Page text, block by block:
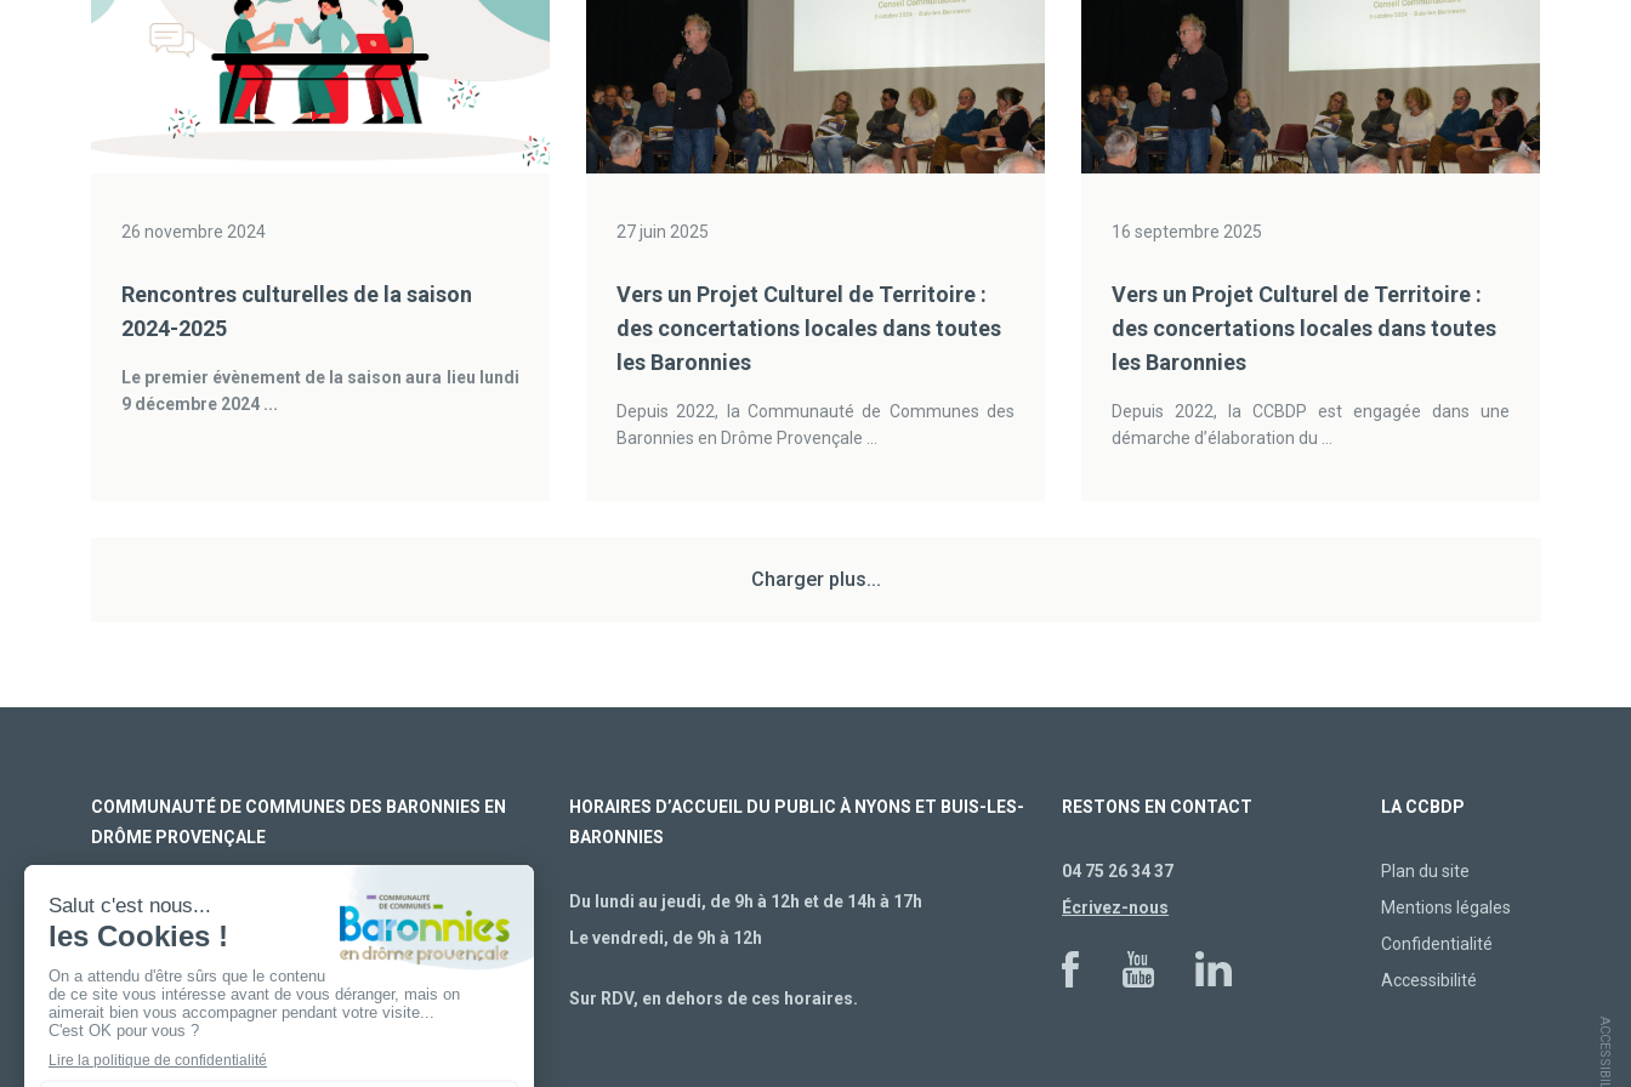
26 novembre 2024
Rencontres culturelles de la saison
2024-2025
Le premier évènement de la saison aura lieu lundi
9 décembre 2024 ...
27 juin 2025
Vers un Projet Culturel de Territoire :
des concertations locales dans toutes
les Baronnies
Depuis 2022, la Communauté de Communes des
Baronnies en Drôme Provençale ...
16 septembre 2025
Vers un Projet Culturel de Territoire :
des concertations locales dans toutes
les Baronnies
Depuis 2022, la CCBDP est engagée dans une
démarche d’élaboration du ...
Charger plus...
COMMUNAUTÉ DE COMMUNES DES BARONNIES EN
DRÔME PROVENÇALE
SIÈGE SOCIAL
170 rue Ferdinand Fert
Les Laurons – CS 30005
26110 Nyons
ANTENNE DE BUIS-LES-BARONNIES
HORAIRES D’ACCUEIL DU PUBLIC À NYONS ET BUIS-LES-
BARONNIES
Du lundi au jeudi, de 9h à 12h et de 14h à 17h
Le vendredi, de 9h à 12h
Sur RDV, en dehors de ces horaires.
RESTONS EN CONTACT
04 75 26 34 37
Écrivez-nous
LA CCBDP
Plan du site
Mentions légales
Confidentialité
Accessibilité
ACCESSIBILITÉ